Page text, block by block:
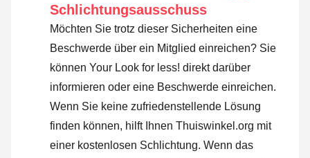
Schlichtungsausschuss
Möchten Sie trotz dieser Sicherheiten eine
Beschwerde über ein Mitglied einreichen? Sie
können Your Look for less! direkt darüber
informieren oder eine Beschwerde einreichen.
Wenn Sie keine zufriedenstellende Lösung
finden können, hilft Ihnen Thuiswinkel.org mit
einer kostenlosen Schlichtung. Wenn das